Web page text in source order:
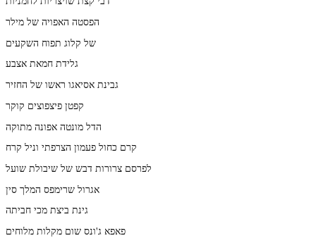
הפסטה האפויה של מילר
של קלוג תפוח השקעים
גלידת חמאת אצבע
גבינת אסיאגו ראשו של החזיר
קפטן פיצפוצים קוקר
הדל מונטה אפונה מתוקה
קרם כחול פעמון הצרפתי וניל קרח
לפרסם צרורות דבש של שיבולת שועל
אגרול שרימפס המלך סין
גינת ביצת מכי חביתה
פאפא ג'ונס שום מקלות מלוחים